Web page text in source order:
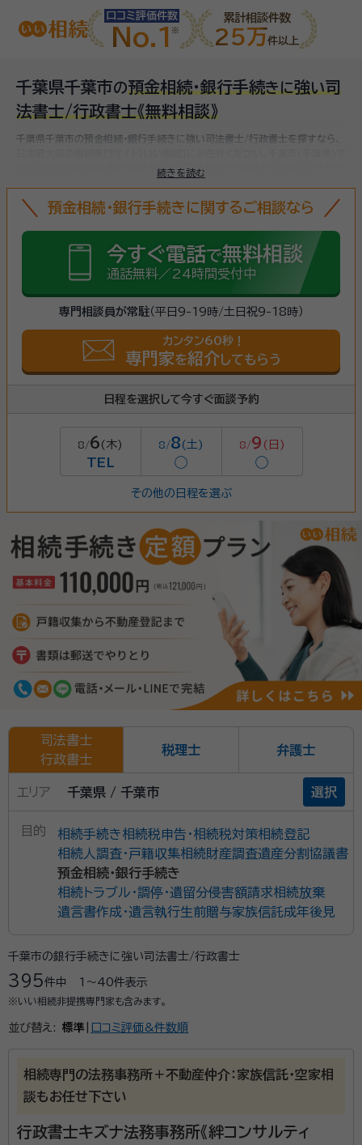
口コミ評価件数
No.1
累計相談件数
25万件以上
千葉県千葉市の預金相続・銀行手続き に強い司
法書士/行政書士《無料相談》
続きを読む
千葉県千葉市の預金相続・銀行手続きに強い司法書士/行政書士を探すなら、
対応可能な預金相続・銀行手続きに強い司法書士/行政書士をお探しいただけ
預金相続・銀行手続きに関するご相談なら
今すぐ電話で無料相談
通話無料／24時間受付中
専門相談員が常駐（平日9-19時/土日祝9-18時）
カンタン60秒！
専門家を紹介 してもらう
日程を選択して今すぐ面談予約
8/6 (木)
TEL
8/8(土)
◯
8/9 (日)
◯
その他の日程を選ぶ
司法書士
行政書士
税理士 弁護士
エリア 千葉県 / 千葉市 選択
目的 相続手続き相続税申告・相続税対策相続登記
相続人調査・戸籍収集相続財産調査遺産分割協議書
預金相続・銀行手続き
相続トラブル・調停・遺留分侵害額請求相続放棄
遺言書作成・遺言執行生前贈与家族信託成年後見
千葉市の銀行手続きに強い司法書士/行政書士
395件中 1〜40件表示
※いい相続非提携専門家も含みます。
並び替え: 標準 口コミ評価&件数順
相続専門の法務事務所＋不動産仲介：家族信託・空家相
談もお任せ下さい
行政書士キズナ法務事務所《絆コンサルティ